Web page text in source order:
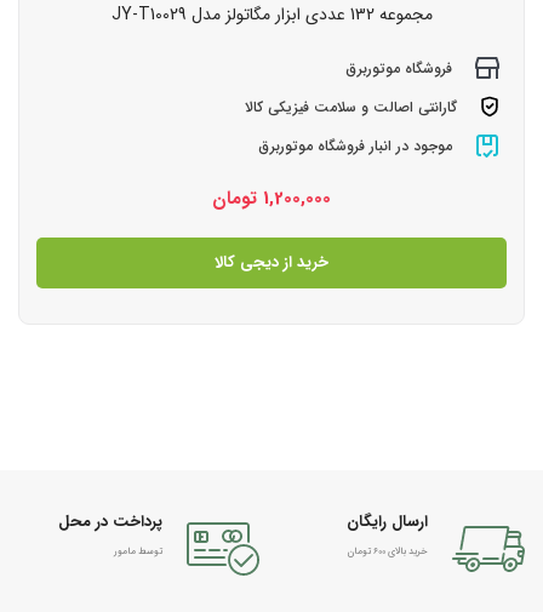
مجموعه 132 عددی ابزار مگاتولز مدل JY-T10029
فروشگاه موتوربرق
گارانتی اصالت و سلامت فیزیکی کالا
موجود در انبار فروشگاه موتوربرق
1,200,000 تومان
خرید از دیجی کالا
ارسال رایگان
خرید بالای 600 تومان
پرداخت در محل
توسط مامور